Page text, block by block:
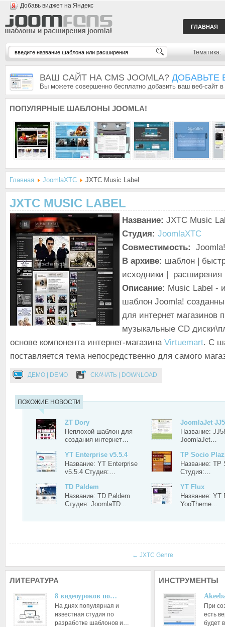
Добавь виджет на Яндекс
ГЛАВНАЯ
Тематика:
ВАШ САЙТ НА CMS JOOMLA? ДОБАВЬТЕ
Вы можете совершенно бесплатно добавить ваш веб-сайт
ПОПУЛЯРНЫЕ ШАБЛОНЫ JOOMLA!
Главная JoomlaXTC JXTC Music Label
JXTC MUSIC LABEL
Название: JXTC Music
Студия: JoomlaXTC
Совместимость:
В архиве: шаблон |
исходники | расширения
Описание: Music Label -
шаблон Joomla!
для интернет магазинов
музыкальные CD
основе компонента интернет-магазина Virtuemart. С
поставляется тема непосредственно для самого
ДЕМО | DEMO СКАЧАТЬ | DOWNLOAD
ПОХОЖИЕ НОВОСТИ
ZT Dory
Неплохой шаблон для
создания интернет…
JoomlaJet
Название:
JoomlaJet…
YT Enterprise v5.5.4
Название: YT Enterprise
v5.5.4 Студия:…
TP Socio
Название: TP
Студия:…
TD Paldem
Название: TD Paldem
Студия: JoomlaTD…
YT Flux
Название: YT
YooTheme…
← JXTC Genre
ЛИТЕРАТУРА
8 видеоуроков по…
На днях популярная и
известная студия по
разработке шаблонов и…
ИНСТРУМЕНТЫ
При
есть
будет